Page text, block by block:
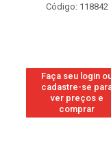
Código: 118842
Faça seu login
cadastre-se
ver preços e
comprar